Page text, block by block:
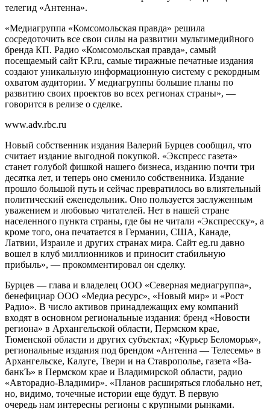
телегид «Антенна».
«Медиагруппа «Комсомольская правда» решила
сосредоточить все свои силы на развитии мультимедийного
бренда КП. Радио «Комсомольская правда», самый
посещаемый сайт KP.ru, самые тиражные печатные издания
создают уникальную информационную систему с рекордным
охватом аудитории. У медиагруппы большие планы по
развитию своих проектов во всех регионах страны», —
говорится в релизе о сделке.
www.adv.rbc.ru
Новый собственник издания Валерий Бурцев сообщил, что
считает издание выгодной покупкой. «Экспресс газета»
станет голубой фишкой нашего бизнеса, изданию почти три
десятка лет, и теперь оно сменило собственника. Издание
прошло большой путь и сейчас превратилось во влиятельный
политический еженедельник. Оно пользуется заслуженным
уважением и любовью читателей. Нет в нашей стране
населенного пункта страны, где бы не читали «Экспресску», а
кроме того, она печатается в Германии, США, Канаде,
Латвии, Израиле и других странах мира. Сайт eg.ru давно
вошел в клуб миллионников и приносит стабильную
прибыль», — прокомментировал он сделку.
Бурцев — глава и владелец ООО «Северная медиагруппа»,
бенефициар ООО «Медиа ресурс», «Новый мир» и «Рост
Радио». В число активов принадлежащих ему компаний
входят в основном региональные издания: бренд «Новости
региона» в Архангельской области, Пермском крае,
Тюменской области и других субъектах; «Курьер Беломорья»,
региональные издания под брендом «Антенна — Телесемь» в
Архангельске, Калуге, Твери и на Ставрополье, газета «Ва-
банкЪ» в Пермском крае и Владимирской области, радио
«Авторадио-Владимир». «Планов расширяться глобально нет,
но, видимо, точечные истории еще будут. В первую
очередь нам интересны регионы с крупными рынками.